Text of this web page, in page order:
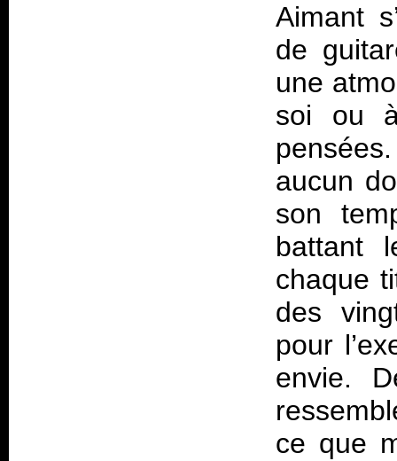
Aimant
de
une
soi ou
aucun
son
battant
chaque
des
pour
envie.
ce que